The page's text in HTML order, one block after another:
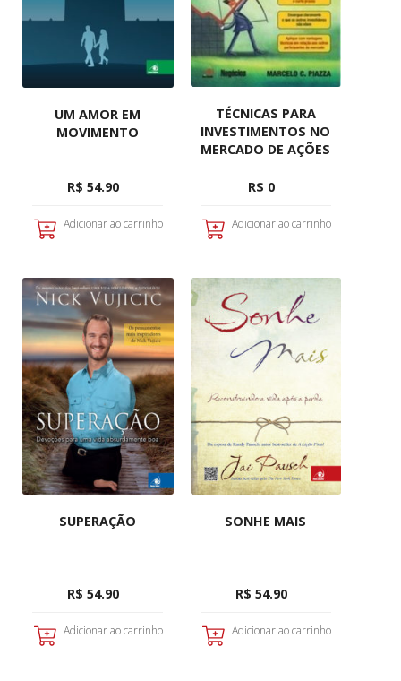
UM AMOR EM
MOVIMENTO
R$ 54.90
Adicionar ao carrinho
TÉCNICAS PARA
INVESTIMENTOS NO
MERCADO DE AÇÕES
R$ 0
Adicionar ao carrinho
SUPERAÇÃO
R$ 54.90
Adicionar ao carrinho
SONHE MAIS
R$ 54.90
Adicionar ao carrinho